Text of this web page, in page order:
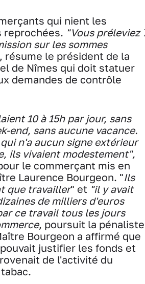
qui nient les
reprochées. "Vous préleviez
sur les sommes
résume le président de la
de Nîmes qui doit statuer
demandes de contrôle
10 à 15h par jour, sans
end, sans aucune vacance.
n'a aucun signe extérieur
ils vivaient modestement",
le commerçant mis en
Laurence Bourgeon. "Ils
que travailler" et "il y avait
de milliers d'euros
ce travail tous les jours
, poursuit la pénaliste
Bourgeon a affirmé que
justifier les fonds et
de l'activité du